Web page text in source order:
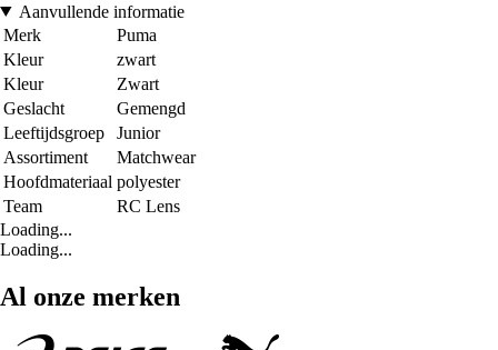
Aanvullende informatie
Merk
Puma
Kleur
zwart
Kleur
Zwart
Geslacht
Gemengd
Leeftijdsgroep
Junior
Assortiment
Matchwear
Hoofdmateriaal polyester
Team
RC Lens
Loading...
Loading...
Al onze merken